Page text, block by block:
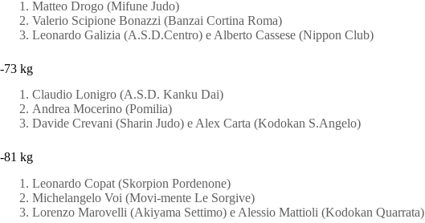
Matteo Drogo (Mifune Judo)
Valerio Scipione Bonazzi (Banzai Cortina Roma)
Leonardo Galizia (A.S.D.Centro) e Alberto Cassese (Nippon Club)
-73 kg
Claudio Lonigro (A.S.D. Kanku Dai)
Andrea Mocerino (Pomilia)
Davide Crevani (Sharin Judo) e Alex Carta (Kodokan S.Angelo)
-81 kg
Leonardo Copat (Skorpion Pordenone)
Michelangelo Voi (Movi-mente Le Sorgive)
Lorenzo Marovelli (Akiyama Settimo) e Alessio Mattioli (Kodokan Quarrata)